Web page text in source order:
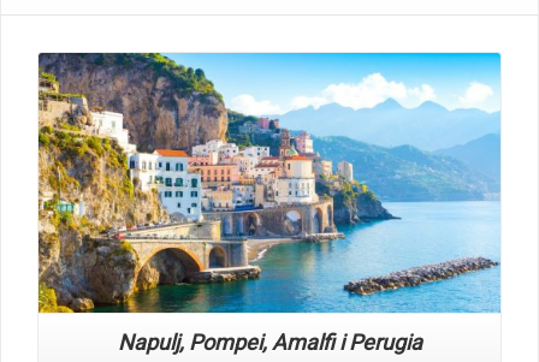
Napulj, Pompei, Amalfi i Perugia
23.-27.9.2026.